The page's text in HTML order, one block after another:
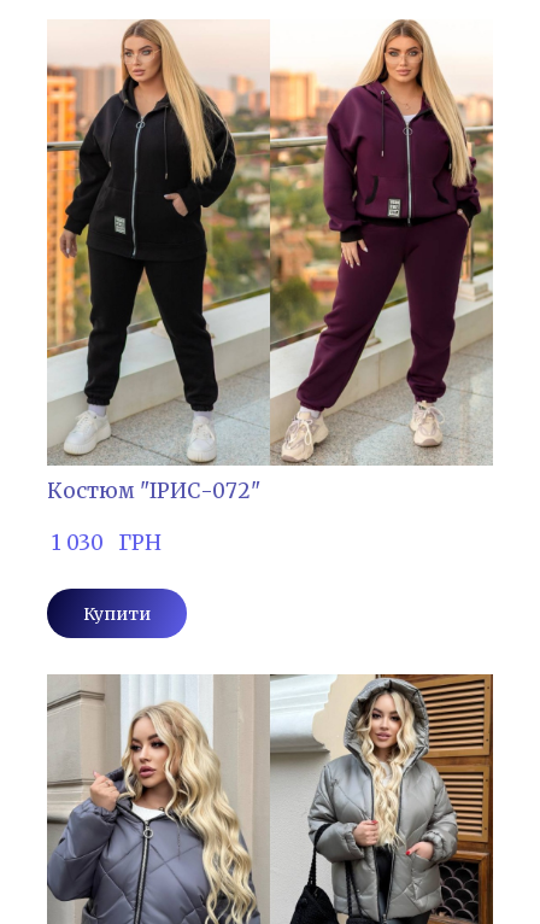
Костюм "ІРИС-072"
1 030   ГРН
Купити